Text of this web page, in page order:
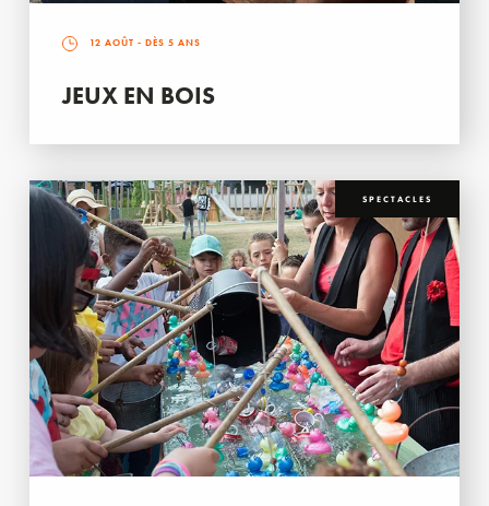
12 AOÛT - DÈS 5 ANS
JEUX EN BOIS
SPECTACLES